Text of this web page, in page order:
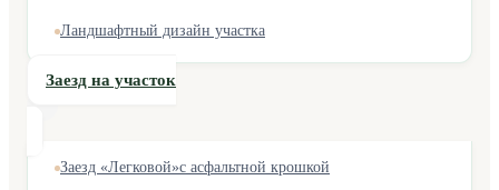
Ландшафтный дизайн участка
Заезд на участок
Заезд «Легковой»с асфальтной крошкой